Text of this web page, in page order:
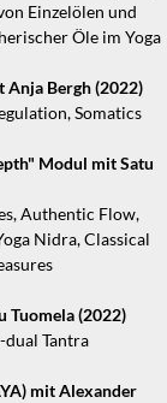
Einzelölen und
Öle im Yoga
Anja Bergh (2022)
Somatics
Modul mit Satu
Authentic Flow,
Nidra, Classical
Tuomela (2022)
dual Tantra
mit Alexander